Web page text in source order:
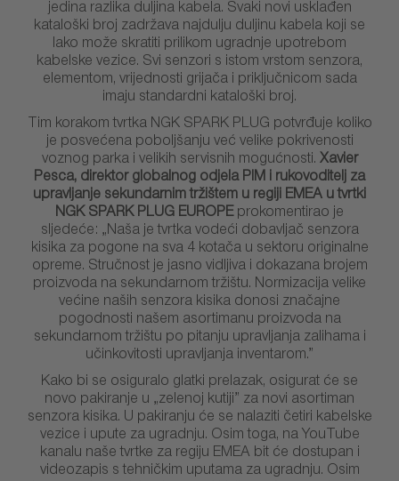
jedina razlika duljina kabela. Svaki novi usklađen
kataloški broj zadržava najdulju duljinu kabela koji se
lako može skratiti prilikom ugradnje upotrebom
kabelske vezice. Svi senzori s istom vrstom senzora,
elementom, vrijednosti grijača i priključnicom sada
imaju standardni kataloški broj.
Tim korakom tvrtka NGK SPARK PLUG potvrđuje koliko
je posvećena poboljšanju već velike pokrivenosti
voznog parka i velikih servisnih mogućnosti. Xavier
Pesca, direktor globalnog odjela PIM i rukovoditelj za
upravljanje sekundarnim tržištem u regiji EMEA u tvrtki
NGK SPARK PLUG EUROPEprokomentirao je
sljedeće: „Naša je tvrtka vodeći dobavljač senzora
kisika za pogone na sva 4 kotača u sektoru originalne
opreme. Stručnost je jasno vidljiva i dokazana brojem
proizvoda na sekundarnom tržištu. Normizacija velike
većine naših senzora kisika donosi značajne
pogodnosti našem asortimanu proizvoda na
sekundarnom tržištu po pitanju upravljanja zalihama i
učinkovitosti upravljanja inventarom.”
Kako bi se osiguralo glatki prelazak, osigurat će se
novo pakiranje u „zelenoj kutiji” za novi asortiman
senzora kisika. U pakiranju će se nalaziti četiri kabelske
vezice i upute za ugradnju. Osim toga, na YouTube
kanalu naše tvrtke za regiju EMEA bit će dostupan i
videozapis s tehničkim uputama za ugradnju. Osim